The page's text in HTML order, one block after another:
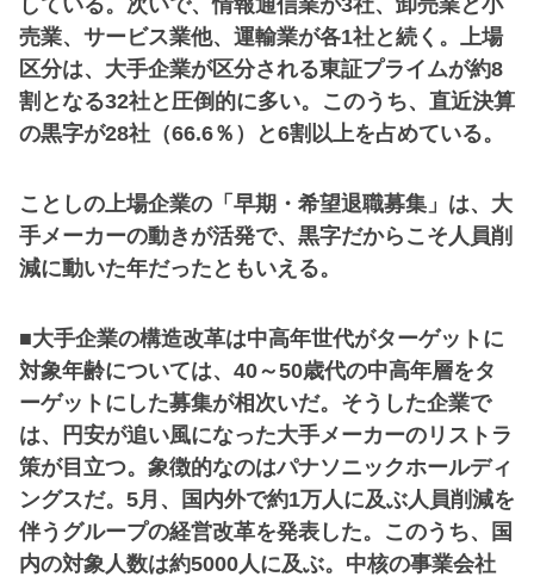
売業、サービス業他、運輸業が各1社と続く。上場
区分は、大手企業が区分される東証プライムが約8
割となる32社と圧倒的に多い。このうち、直近決算
の黒字が28社（66.6％）と6割以上を占めている。
ことしの上場企業の「早期・希望退職募集」は、大
手メーカーの動きが活発で、黒字だからこそ人員削
減に動いた年だったともいえる。
■大手企業の構造改革は中高年世代がターゲットに
対象年齢については、40～50歳代の中高年層をタ
ーゲットにした募集が相次いだ。そうした企業で
は、円安が追い風になった大手メーカーのリストラ
策が目立つ。象徴的なのはパナソニックホールディ
ングスだ。5月、国内外で約1万人に及ぶ人員削減を
伴うグループの経営改革を発表した。このうち、国
内の対象人数は約5000人に及ぶ。中核の事業会社